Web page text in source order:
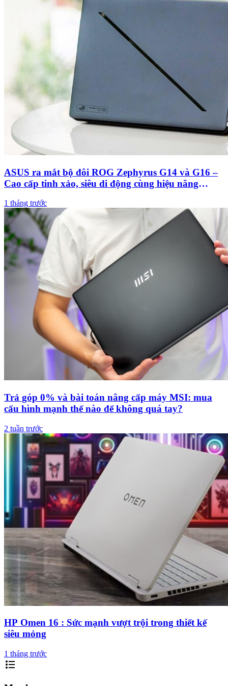
ASUS ra mắt bộ đôi ROG Zephyrus G14 và G16 –
Cao cấp tinh xảo, siêu di động cùng hiệu năng
1 tháng trước
Trả góp 0% và bài toán nâng cấp máy MSI: mua
cấu hình mạnh thế nào để không quá tay?
2 tuần trước
HP Omen 16 : Sức mạnh vượt trội trong thiết kế
siêu mỏng
1 tháng trước
format_list_bulleted